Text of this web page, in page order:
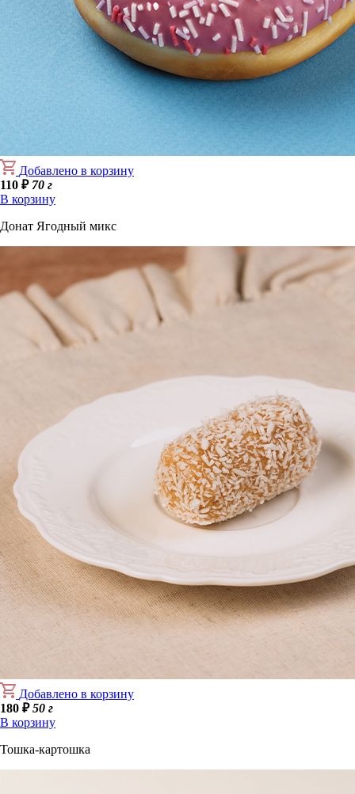
Добавлено в корзину
110 ₽ 70 г
В корзину
Донат Ягодный микс
Добавлено в корзину
180 ₽ 50 г
В корзину
Тошка-картошка